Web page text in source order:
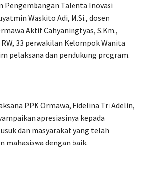
Pengembangan Talenta Inovasi
Waskito Adi, M.Si., dosen
Aktif Cahyaningtyas, S.Km.,
33 perwakilan Kelompok Wanita
pelaksana dan pendukung program.
PPK Ormawa, Fidelina Tri Adelin,
apresiasinya kepada
dan masyarakat yang telah
mahasiswa dengan baik.